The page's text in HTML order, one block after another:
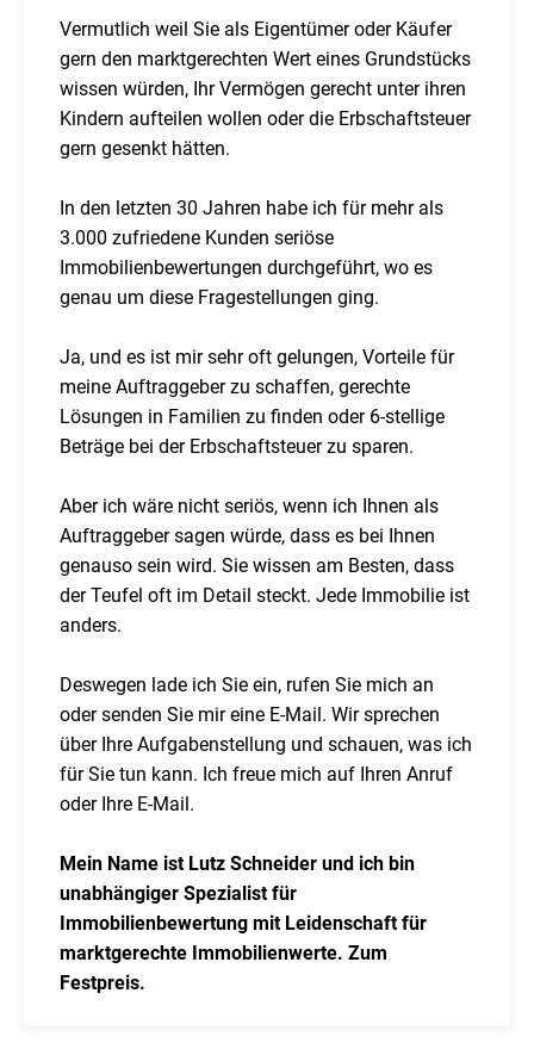
Vermutlich weil Sie als Eigentümer oder Käufer
gern den marktgerechten Wert eines Grundstücks
wissen würden, Ihr Vermögen gerecht unter ihren
Kindern aufteilen wollen oder die Erbschaftsteuer
gern gesenkt hätten.
In den letzten 30 Jahren habe ich für mehr als
3.000 zufriedene Kunden seriöse
Immobilienbewertungen durchgeführt, wo es
genau um diese Fragestellungen ging.
Ja, und es ist mir sehr oft gelungen, Vorteile für
meine Auftraggeber zu schaffen, gerechte
Lösungen in Familien zu finden oder 6-stellige
Beträge bei der Erbschaftsteuer zu sparen.
Aber ich wäre nicht seriös, wenn ich Ihnen als
Auftraggeber sagen würde, dass es bei Ihnen
genauso sein wird. Sie wissen am Besten, dass
der Teufel oft im Detail steckt. Jede Immobilie ist
anders.
Deswegen lade ich Sie ein, rufen Sie mich an
oder senden Sie mir eine E-Mail. Wir sprechen
über Ihre Aufgabenstellung und schauen, was ich
für Sie tun kann. Ich freue mich auf Ihren Anruf
oder Ihre E-Mail.
Mein Name ist Lutz Schneider und ich bin
unabhängiger Spezialist für
Immobilienbewertung mit Leidenschaft für
marktgerechte Immobilienwerte. Zum
Festpreis.